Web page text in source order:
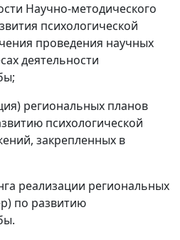
Научно-методического
психологической
проведения научных
деятельности
региональных планов
психологической
закрепленных в
реализации региональных
по развитию